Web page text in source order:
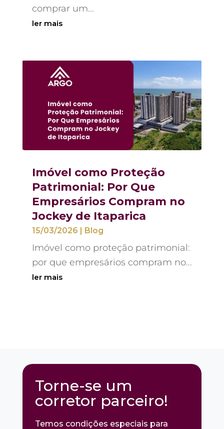
comprar um...
ler mais
Imóvel como Proteção
Patrimonial: Por Que
Empresários Compram no
Jockey de Itaparica
15/03/2026 | Blog
Imóvel como proteção patrimonial:
por que empresários compram no...
ler mais
Torne-se um
corretor parceiro!
Temos condições especiais para